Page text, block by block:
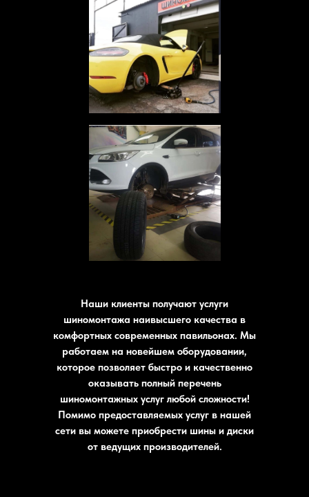
Наши клиенты получают услуги
шиномонтажа наивысшего качества в
комфортных современных павильонах. Мы
работаем на новейшем оборудовании,
которое позволяет быстро и качественно
оказывать полный перечень
шиномонтажных услуг любой сложности!
Помимо предоставляемых услуг в нашей
сети вы можете приобрести шины и диски
от ведущих производителей.